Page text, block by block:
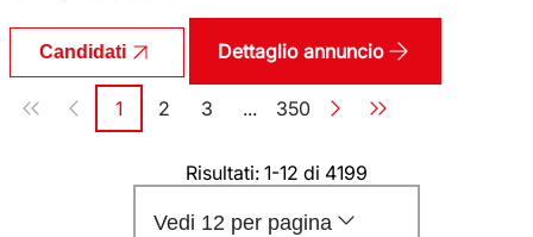
Candidati Dettaglio annuncio
Paginazione
Pagina
1 Pagina
2 Pagina
3 ... Pagina
350
Risultati: 1-12 di 4199
Vedi 12 per pagina